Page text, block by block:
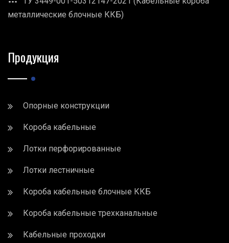
металлические блочные ККБ)
Продукция
Опорные конструкции
Короба кабельные
Лотки перфорированные
Лотки лестничные
Короба кабельные блочные ККБ
Короба кабельные трехканальные
Кабельные проходки